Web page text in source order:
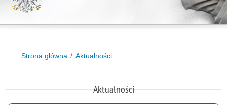
Strona główna Aktualności
Aktualności